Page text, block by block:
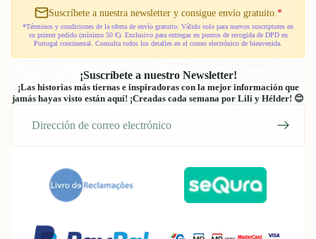
Suscríbete a nuestra newsletter y consigue envío gratuito. *
*Términos y condiciones de la oferta de envío gratuito: Válido solo para nuevos suscriptores en
su primer pedido (mínimo 50 €). Exclusivo para entregas en puntos de recogida de DPD en
Portugal continental. Consulta todos los detalles en el correo electrónico de bienvenida.
¡Suscríbete a nuestro Newsletter!
¡Las historias más tiernas e inspiradoras con la mejor información que
jamás hayas visto están aquí! ¡Creadas cada semana por Lili y Hélder! 😊
electrónico